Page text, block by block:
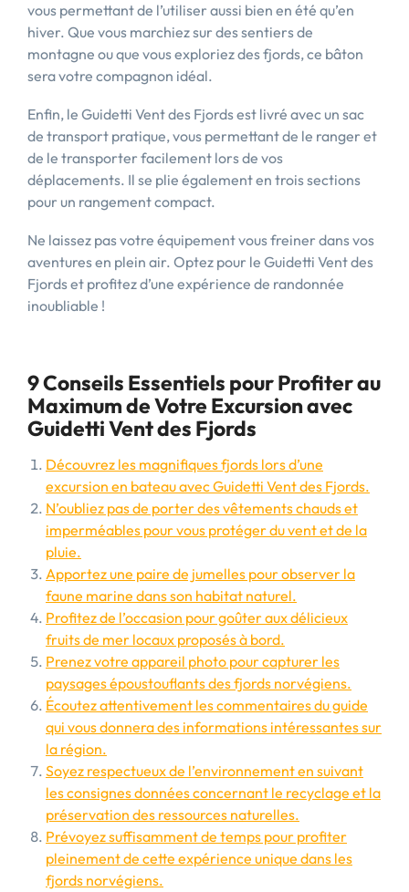
vous permettant de l’utiliser aussi bien en été qu’en
hiver. Que vous marchiez sur des sentiers de
montagne ou que vous exploriez des fjords, ce bâton
sera votre compagnon idéal.
Enfin, le Guidetti Vent des Fjords est livré avec un sac
de transport pratique, vous permettant de le ranger et
de le transporter facilement lors de vos
déplacements. Il se plie également en trois sections
pour un rangement compact.
Ne laissez pas votre équipement vous freiner dans vos
aventures en plein air. Optez pour le Guidetti Vent des
Fjords et profitez d’une expérience de randonnée
inoubliable !
9 Conseils Essentiels pour Profiter au
Maximum de Votre Excursion avec
Guidetti Vent des Fjords
Découvrez les magnifiques fjords lors d’une
excursion en bateau avec Guidetti Vent des Fjords.
N’oubliez pas de porter des vêtements chauds et
imperméables pour vous protéger du vent et de la
pluie.
Apportez une paire de jumelles pour observer la
faune marine dans son habitat naturel.
Profitez de l’occasion pour goûter aux délicieux
fruits de mer locaux proposés à bord.
Prenez votre appareil photo pour capturer les
paysages époustouflants des fjords norvégiens.
Écoutez attentivement les commentaires du guide
qui vous donnera des informations intéressantes sur
la région.
Soyez respectueux de l’environnement en suivant
les consignes données concernant le recyclage et la
préservation des ressources naturelles.
Prévoyez suffisamment de temps pour profiter
pleinement de cette expérience unique dans les
fjords norvégiens.